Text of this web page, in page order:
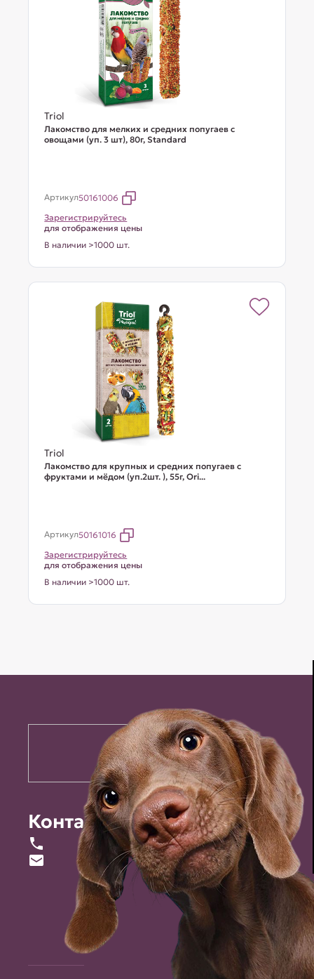
Triol
Лакомство для мелких и средних попугаев с
овощами (уп. 3 шт), 80г, Standard
Артикул50161006
Зарегистрируйтесь
для отображения цены
В наличии >1000 шт.
Triol
Лакомство для крупных и средних попугаев с
фруктами и мёдом (уп.2шт. ), 55г, Ori...
Артикул50161016
Зарегистрируйтесь
для отображения цены
В наличии >1000 шт.
Контакты